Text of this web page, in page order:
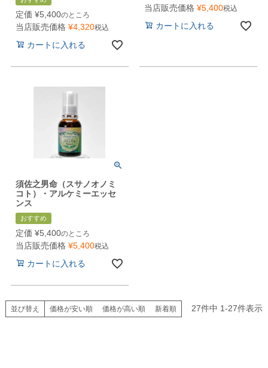
定価 ¥5,400のところ
当店販売価格 ¥4,320税込
カートに入れる
当店販売価格 ¥5,400税込
カートに入れる
須佐之男命（スサノオノミ
コト）・アルケミーエッセ
ンス
おすすめ
定価 ¥5,400のところ
当店販売価格 ¥5,400税込
カートに入れる
並び替え 価格が安い順 価格が高い順 新着順 27件中 1-27件表示